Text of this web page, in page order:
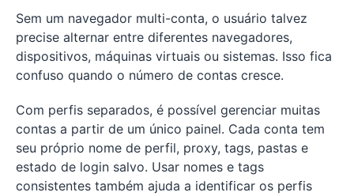
Sem um navegador multi-conta, o usuário talvez
precise alternar entre diferentes navegadores,
dispositivos, máquinas virtuais ou sistemas. Isso fica
confuso quando o número de contas cresce.
Com perfis separados, é possível gerenciar muitas
contas a partir de um único painel. Cada conta tem
seu próprio nome de perfil, proxy, tags, pastas e
estado de login salvo. Usar nomes e tags
consistentes também ajuda a identificar os perfis